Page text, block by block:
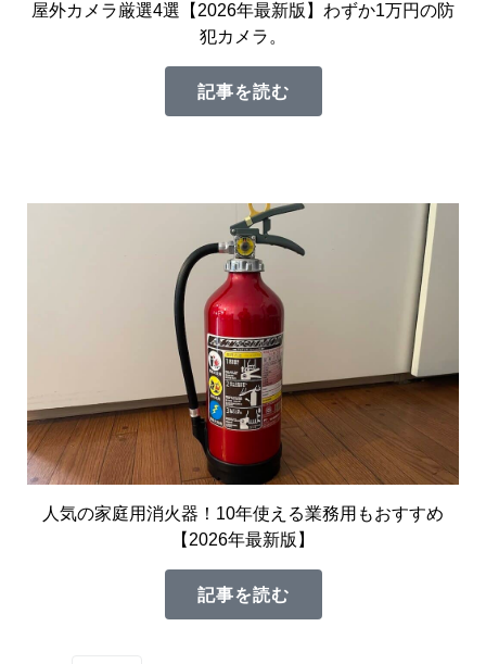
屋外カメラ厳選4選【2026年最新版】わずか1万円の防
犯カメラ。
記事を読む
人気の家庭用消火器！10年使える業務用もおすすめ
【2026年最新版】
記事を読む